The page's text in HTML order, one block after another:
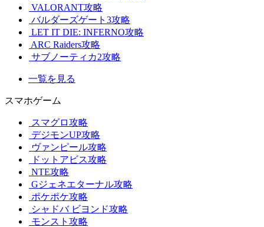
VALORANT攻略
バルダーズゲート3攻略
LET IT DIE: INFERNO攻略
ARC Raiders攻略
サブノーティカ2攻略
一覧を見る
スマホゲーム
スマグロ攻略
デジモンUP攻略
ヴァンピール攻略
ドットアビス攻略
NTE攻略
Gジェネエターナル攻略
ポケポケ攻略
シャドバ ビヨンド攻略
モンスト攻略